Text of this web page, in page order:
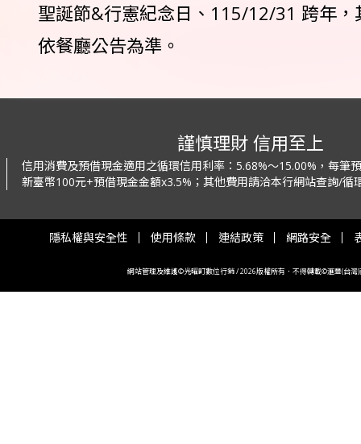
聖誕節&行憲紀念日、115/12/31 跨年，
依餐廳公告為準。
謹慎理財 信用至上
信用消費及預借現金適用之循環信用利率： 5.68%～15.00%，每筆
新臺幣100元+預借現金金額x3.5%； 其他費用請洽本行網站查詢/循
隱私權與安全性 使用條款 連結政策 網路安全
網站管理及維護©光曜町數位行銷 / 2026版權所有．不得轉載©滙豐(台灣